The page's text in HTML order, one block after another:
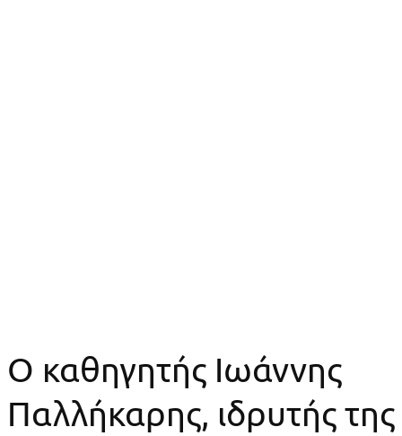
Ο καθηγητής Ιωάννης
Παλλήκαρης, ιδρυτής της